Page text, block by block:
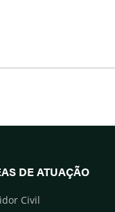
DE ATUAÇÃO
Civil